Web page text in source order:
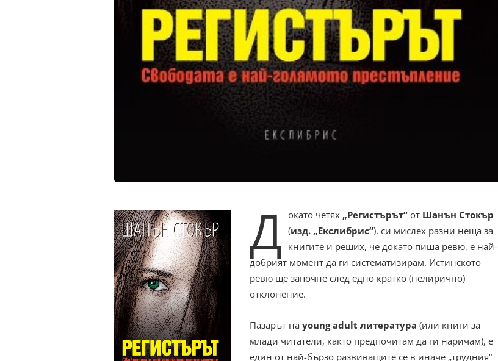
Д окато четях „Регистърът“ от Шанън Стокър
(изд. „Екслибрис“), си мислех разни неща за
книгите и реших, че докато пиша ревю, е най-
добрият момент да ги систематизирам. Истинското
ревю ще започне след едно кратко (нелирично)
отклонение.
Пазарът на young adult литература (или книги за
млади читатели, както предпочитам да ги наричaм), е
един от най-бързо развиващите се в иначе „трудния“